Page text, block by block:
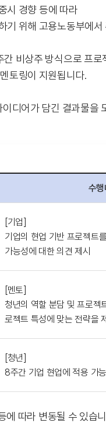
시 경향 등에 따라
기 위해 고용노동부에
비상주 방식으로 프로
토링이 지원됩니다.
디어가 담긴 결과물을
수
[기업]
기업의 현업 기반 프로젝트
가능성에 대한 의견 제시
[멘토]
청년의 역할 분담 및 프로젝
로젝트 특성에 맞는 전략을
[청년]
8주간 기업 현업에 적용 가
에 따라 변동될 수 있습